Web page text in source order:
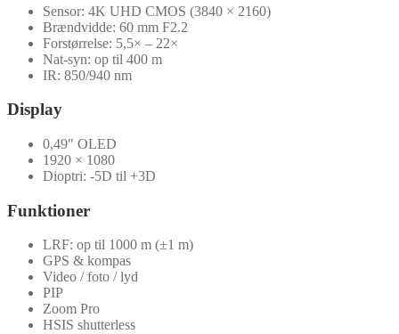
Sensor: 4K UHD CMOS (3840 × 2160)
Brændvidde: 60 mm F2.2
Forstørrelse: 5,5× – 22×
Nat-syn: op til 400 m
IR: 850/940 nm
Display
0,49″ OLED
1920 × 1080
Dioptri: -5D til +3D
Funktioner
LRF: op til 1000 m (±1 m)
GPS & kompas
Video / foto / lyd
PIP
Zoom Pro
HSIS shutterless